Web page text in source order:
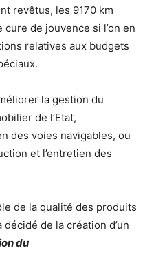
revêtus, les 9170 km
de jouvence si l’on en
relatives aux budgets
la gestion du
de l’Etat,
des voies navigables, ou
et l’entretien des
de la qualité des produits
de la création d’un
du